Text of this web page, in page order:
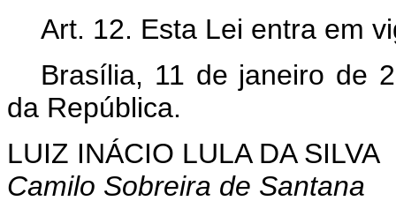
Art. 12. Esta Lei entra em
Brasília, 11 de janeiro de
da República.
LUIZ INÁCIO LULA DA SILVA
Camilo Sobreira de Santana